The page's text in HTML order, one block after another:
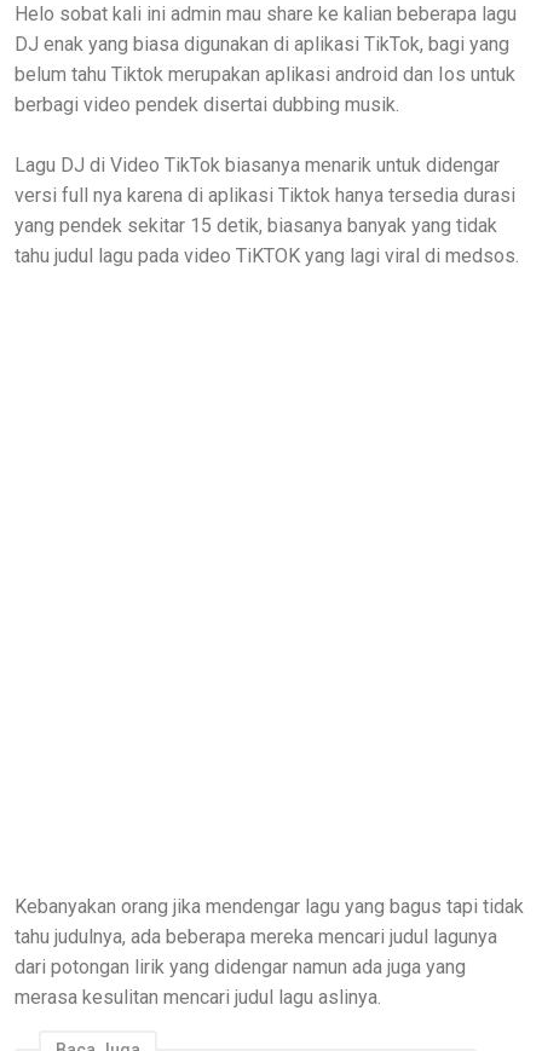
Helo sobat kali ini admin mau share ke kalian beberapa lagu
DJ enak yang biasa digunakan di aplikasi TikTok, bagi yang
belum tahu Tiktok merupakan aplikasi android dan Ios untuk
berbagi video pendek disertai dubbing musik.
Lagu DJ di Video TikTok biasanya menarik untuk didengar
versi full nya karena di aplikasi Tiktok hanya tersedia durasi
yang pendek sekitar 15 detik, biasanya banyak yang tidak
tahu judul lagu pada video TiKTOK yang lagi viral di medsos.
Kebanyakan orang jika mendengar lagu yang bagus tapi tidak
tahu judulnya, ada beberapa mereka mencari judul lagunya
dari potongan lirik yang didengar namun ada juga yang
merasa kesulitan mencari judul lagu aslinya.